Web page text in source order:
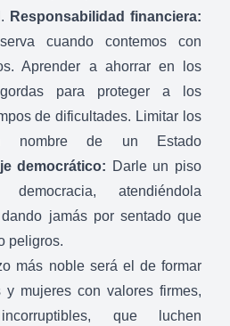
Responsabilidad financiera:
cuando contemos con
Aprender a ahorrar en los
para proteger a los
de dificultades. Limitar los
nombre de un Estado
democrático: Darle un piso
atendiéndola
jamás por sentado que
peligros.
más noble será el de formar
y mujeres con valores firmes,
que luchen